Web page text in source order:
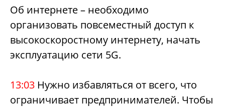
Об интернете – необходимо
организовать повсеместный доступ к
высокоскоростному интернету, начать
эксплуатацию сети 5G.
13:03 Нужно избавляться от всего, что
ограничивает предпринимателей. Чтобы